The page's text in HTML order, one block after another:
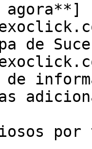
de
de